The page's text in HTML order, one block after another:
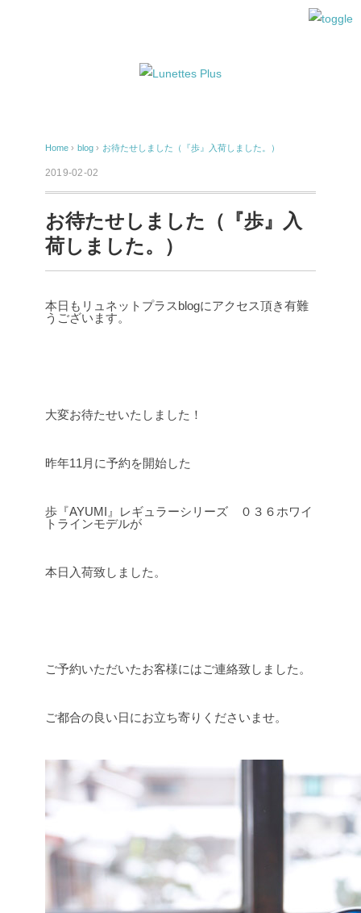
Home › blog › お待たせしました（『歩』入荷しました。）
2019-02-02
お待たせしました（『歩』入
荷しました。）
本日もリュネットプラスblogにアクセス頂き有難
うございます。
大変お待たせいたしました！
昨年11月に予約を開始した
歩『AYUMI』レギュラーシリーズ ０３６ホワイ
トラインモデルが
本日入荷致しました。
ご予約いただいたお客様にはご連絡致しました。
ご都合の良い日にお立ち寄りくださいませ。